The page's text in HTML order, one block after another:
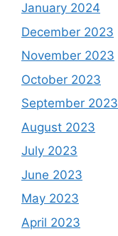
January 2024
December 2023
November 2023
October 2023
September 2023
August 2023
July 2023
June 2023
May 2023
April 2023